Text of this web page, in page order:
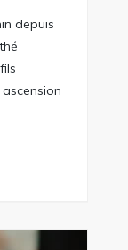
depuis